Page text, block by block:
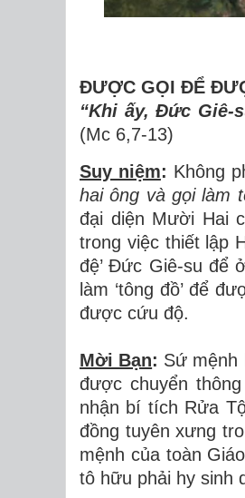
ĐƯỢC GỌI ĐỂ
“Khi ấy, Đức
(Mc 6,7-13)
Suy niệm: Không
hai ông và gọi làm
đại diện Mười Hai
trong việc thiết lập
đệ’ Đức Giê-su để
làm ‘tông đồ’ để
được cứu độ.
Mời Bạn: Sứ mệnh
được chuyển
nhận bí tích Rửa
đồng tuyên xưng
mệnh của toàn
tô hữu phải hy sinh